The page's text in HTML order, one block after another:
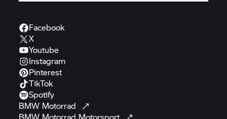
Facebook
X
Youtube
Instagram
Pinterest
TikTok
Spotify
BMW Motorrad